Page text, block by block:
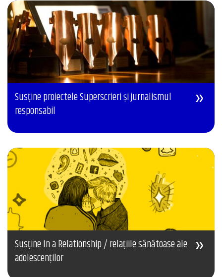
Susține proiectele Superscrieri și jurnalismul
responsabil
Susține In a Relationship / relațiile sănătoase ale
adolescenților